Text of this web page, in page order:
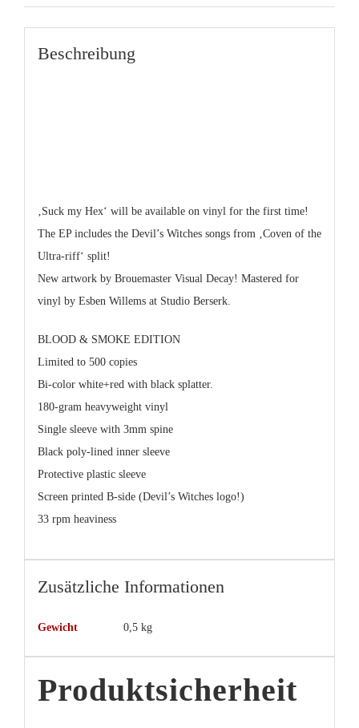
Beschreibung
‚Suck my Hex‘ will be available on vinyl for the first time!
The EP includes the Devil’s Witches songs from ‚Coven of the
Ultra-riff‘ split!
New artwork by Brouemaster Visual Decay! Mastered for
vinyl by Esben Willems at Studio Berserk.
BLOOD & SMOKE EDITION
Limited to 500 copies
Bi-color white+red with black splatter.
180-gram heavyweight vinyl
Single sleeve with 3mm spine
Black poly-lined inner sleeve
Protective plastic sleeve
Screen printed B-side (Devil’s Witches logo!)
33 rpm heaviness
Zusätzliche Informationen
Gewicht 0,5 kg
Produktsicherheit